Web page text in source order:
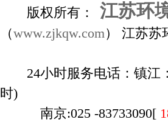
版权所有： 江苏环
（www.zjkqw.com） 江苏苏
24小时服务电话：镇江
时)
南京:025 -83733090[